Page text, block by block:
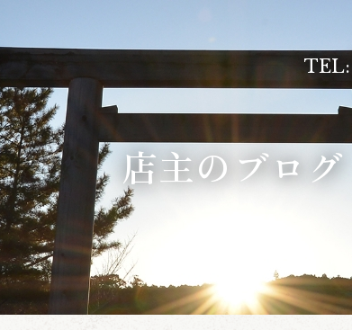
TEL:
店主のブログ